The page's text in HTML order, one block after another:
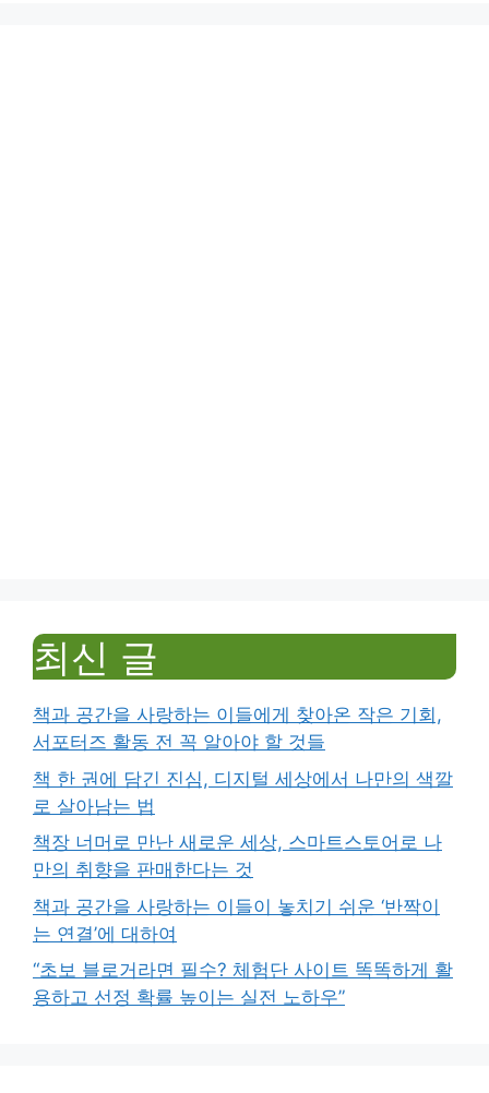
최신 글
책과 공간을 사랑하는 이들에게 찾아온 작은 기회,
서포터즈 활동 전 꼭 알아야 할 것들
책 한 권에 담긴 진심, 디지털 세상에서 나만의 색깔
로 살아남는 법
책장 너머로 만난 새로운 세상, 스마트스토어로 나
만의 취향을 판매한다는 것
책과 공간을 사랑하는 이들이 놓치기 쉬운 ‘반짝이
는 연결’에 대하여
“초보 블로거라면 필수? 체험단 사이트 똑똑하게 활
용하고 선정 확률 높이는 실전 노하우”